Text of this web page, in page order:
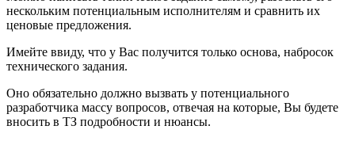
нескольким потенциальным исполнителям и сравнить их
ценовые предложения.
Имейте ввиду, что у Вас получится только основа, набросок
технического задания.
Оно обязательно должно вызвать у потенциального
разработчика массу вопросов, отвечая на которые, Вы будете
вносить в ТЗ подробности и нюансы.